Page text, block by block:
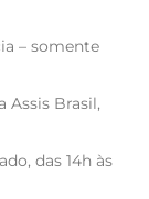
– somente
Assis Brasil,
das 14h às